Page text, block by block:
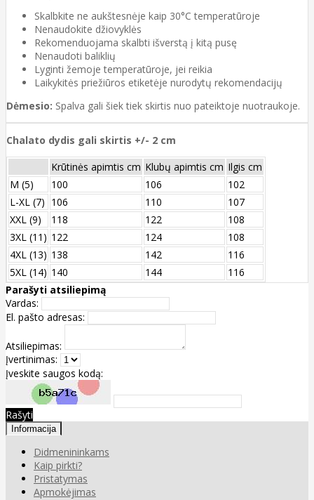
Skalbkite ne aukštesnėje kaip 30°C temperatūroje
Nenaudokite džiovyklės
Rekomenduojama skalbti išverstą į kitą pusę
Nenaudoti baliklių
Lyginti žemoje temperatūroje, jei reikia
Laikykitės priežiūros etiketėje nurodytų rekomendacijų
Dėmesio: Spalva gali šiek tiek skirtis nuo pateiktoje nuotraukoje.
Chalato dydis gali skirtis +/- 2 cm
Krūtinės apimtis cm Klubų apimtis cm Ilgis cm
M (5)
100 106
102
L-XL (7) 106 110
107
XXL (9)
118 122
108
3XL (11) 122 124
108
4XL (13) 138 142
116
5XL (14) 140 144
116
Parašyti atsiliepimą
Vardas:
El. pašto adresas:
Atsiliepimas:
Įvertinimas:
Įveskite saugos kodą:
Rašyti
Informacija
Didmenininkams
Kaip pirkti?
Pristatymas
Apmokėjimas